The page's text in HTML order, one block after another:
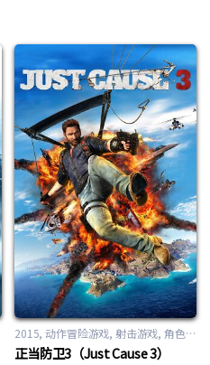
2015 动作冒险游戏, 射击游戏,角色扮演游戏
正当防卫3（Just Cause 3）